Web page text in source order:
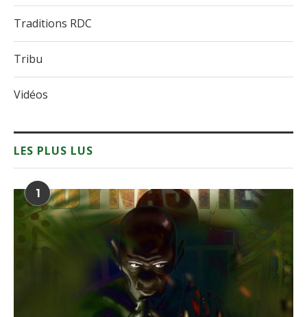
Traditions RDC
Tribu
Vidéos
LES PLUS LUS
1